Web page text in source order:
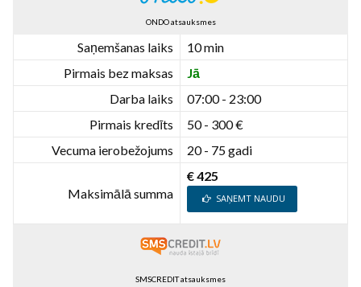
ONDO atsauksmes
Saņemšanas laiks
10 min
Pirmais bez maksas
Jā
Darba laiks
07:00 - 23:00
Pirmais kredīts
50 - 300 €
Vecuma ierobežojums
20 - 75 gadi
Maksimālā summa
€ 425
SAŅEMT NAUDU
SMSCREDIT atsauksmes